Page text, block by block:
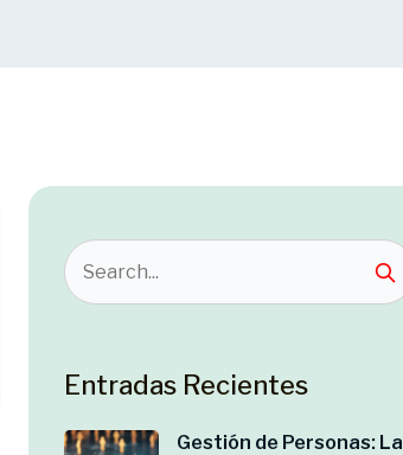
Entradas Recientes
Gestión de Personas: La